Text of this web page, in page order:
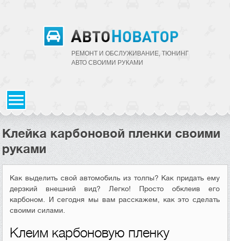
РЕМОНТ И ОБСЛУЖИВАНИЕ, ТЮНИНГ
АВТО CВОИМИ РУКАМИ
Клейка карбоновой пленки своими
руками
Как выделить свой автомобиль из толпы? Как придать ему
дерзкий внешний вид? Легко! Просто обклеив его
карбоном. И сегодня мы вам расскажем, как это сделать
своими силами.
Клеим карбоновую пленку